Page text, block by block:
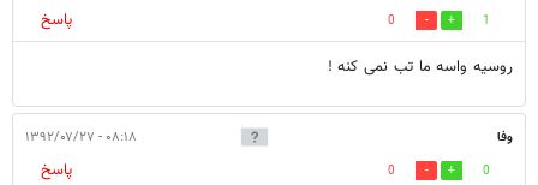
1
0
پاسخ
روسیه واسه ما تب نمی کنه !
وفا ۰۸:۱۸ - ۱۳۹۲/۰۷/۲۷
0
0
پاسخ